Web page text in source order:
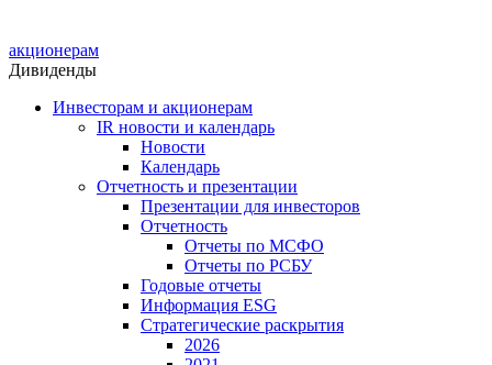
акционерам
Дивиденды
Инвесторам и акционерам
IR новости и календарь
Новости
Календарь
Отчетность и презентации
Презентации для инвесторов
Отчетность
Отчеты по МСФО
Отчеты по РСБУ
Годовые отчеты
Информация ESG
Стратегические раскрытия
2026